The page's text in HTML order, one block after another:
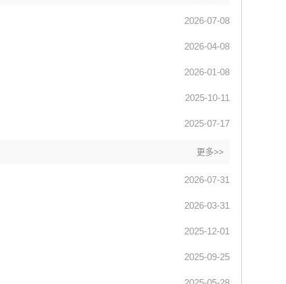
2026-07-08
2026-04-08
2026-01-08
2025-10-11
2025-07-17
更多>>
2026-07-31
2026-03-31
2025-12-01
2025-09-25